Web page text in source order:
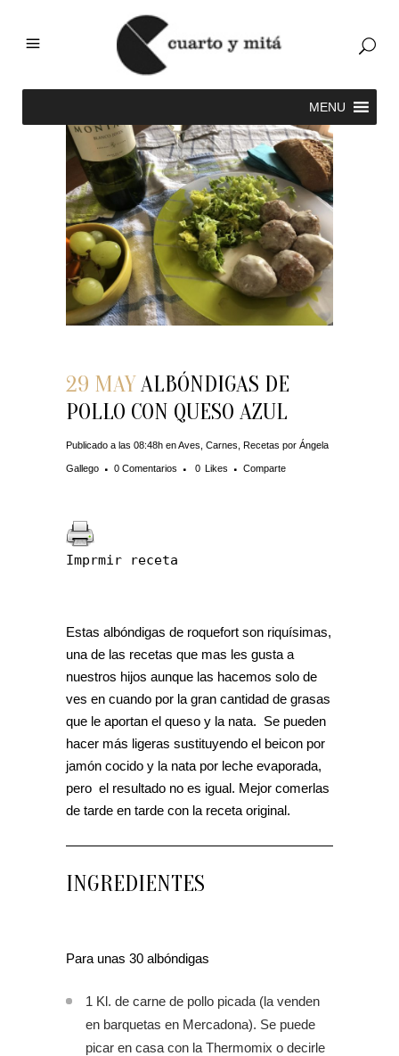
29 MAYALBÓNDIGAS DE
POLLO CON QUESO AZUL
Publicado a las 08:48h enAves Carnes Recetas por Ángela
Gallego 0 Comentarios 0 Likes Comparte
Imprmir receta
Estas albóndigas de roquefort son riquísimas,
una de las recetas que mas les gusta a
nuestros hijos aunque las hacemos solo de
ves en cuando por la gran cantidad de grasas
que le aportan el queso y la nata. Se pueden
hacer más ligeras sustituyendo el beicon por
jamón cocido y la nata por leche evaporada,
pero el resultado no es igual. Mejor comerlas
de tarde en tarde con la receta original.
INGREDIENTES
Para unas 30 albóndigas
1 Kl. de carne de pollo picada (la venden
en barquetas en Mercadona). Se puede
picar en casa con la Thermomix o decirle